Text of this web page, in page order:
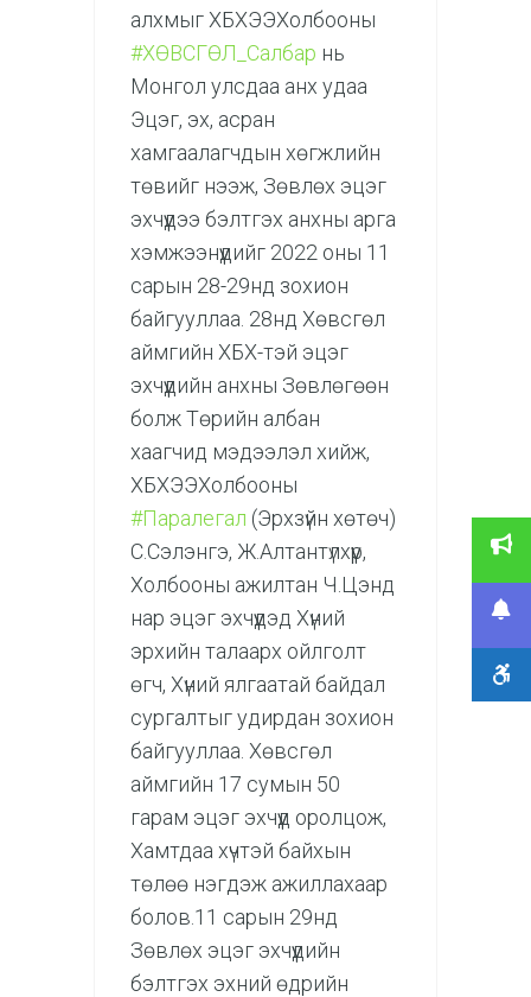
алхмыг ХБХЭЭХолбооны
#ХӨВСГӨЛ_Салбар нь
Монгол улсдаа анх удаа
Эцэг, эх, асран
хамгаалагчдын хөгжлийн
төвийг нээж, Зөвлөх эцэг
эхчүүдээ бэлтгэх анхны арга
хэмжээнүүдийг 2022 оны 11
сарын 28-29нд зохион
байгууллаа. 28нд Хөвсгөл
аймгийн ХБХ-тэй эцэг
эхчүүдийн анхны Зөвлөгөөн
болж Төрийн албан
хаагчид мэдээлэл хийж,
ХБХЭЭХолбооны
#Паралегал (Эрхзүйн хөтөч)
С.Сэлэнгэ, Ж.Алтантүлхүүр,
Холбооны ажилтан Ч.Цэнд
нар эцэг эхчүүдэд Хүний
эрхийн талаарх ойлголт
өгч, Хүний ялгаатай байдал
сургалтыг удирдан зохион
байгууллаа. Хөвсгөл
аймгийн 17 сумын 50
гарам эцэг эхчүүд оролцож,
Хамтдаа хүчтэй байхын
төлөө нэгдэж ажиллахаар
болов.11 сарын 29нд
Зөвлөх эцэг эхчүүдийн
бэлтгэх эхний өдрийн